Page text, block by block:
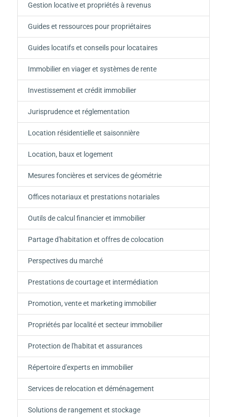
Gestion locative et propriétés à revenus
Guides et ressources pour propriétaires
Guides locatifs et conseils pour locataires
Immobilier en viager et systèmes de rente
Investissement et crédit immobilier
Jurisprudence et réglementation
Location résidentielle et saisonnière
Location, baux et logement
Mesures foncières et services de géométrie
Offices notariaux et prestations notariales
Outils de calcul financier et immobilier
Partage d'habitation et offres de colocation
Perspectives du marché
Prestations de courtage et intermédiation
Promotion, vente et marketing immobilier
Propriétés par localité et secteur immobilier
Protection de l'habitat et assurances
Répertoire d'experts en immobilier
Services de relocation et déménagement
Solutions de rangement et stockage